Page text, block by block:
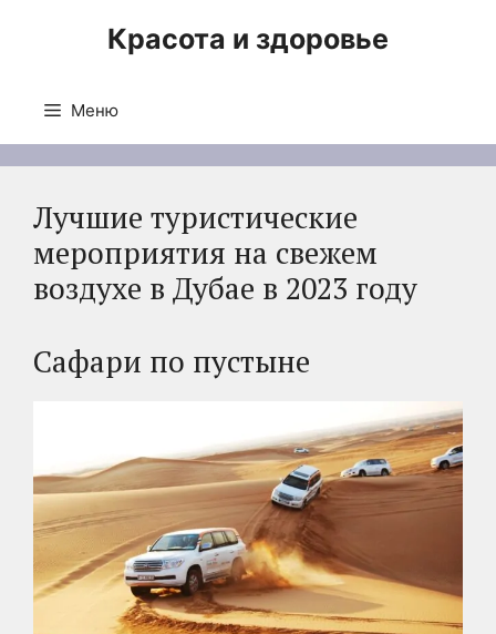
Красота и здоровье
Меню
Лучшие туристические
мероприятия на свежем
воздухе в Дубае в 2023 году
Сафари по пустыне